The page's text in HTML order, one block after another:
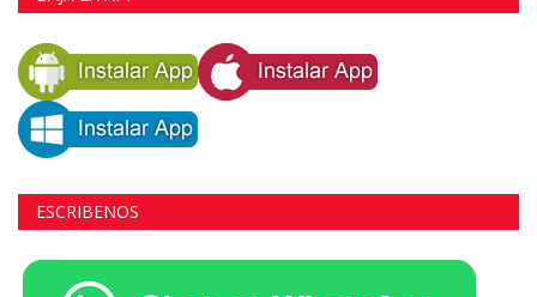
ESCRIBENOS